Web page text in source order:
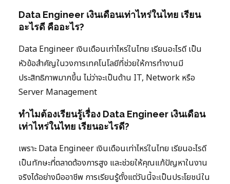
Data Engineer เงินเดือนเท่าไหร่ในไทย เรียน
อะไรดี คืออะไร?
Data Engineer เงินเดือนเท่าไหร่ในไทย เรียนอะไรดี เป็น
หัวข้อสำคัญในวงการเทคโนโลยีที่ช่วยให้การทำงานมี
ประสิทธิภาพมากขึ้น ไม่ว่าจะเป็นด้าน IT, Network หรือ
Server Management
ทำไมต้องเรียนรู้เรื่อง Data Engineer เงินเดือน
เท่าไหร่ในไทย เรียนอะไรดี?
เพราะ Data Engineer เงินเดือนเท่าไหร่ในไทย เรียนอะไรดี
เป็นทักษะที่ตลาดต้องการสูง และช่วยให้คุณแก้ปัญหาในงาน
จริงได้อย่างมืออาชีพ การเรียนรู้ตั้งแต่วันนี้จะเป็นประโยชน์ใน